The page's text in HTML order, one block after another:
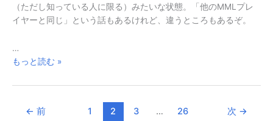
ま
さ
（ただし知っている人に限る）みたいな状態。「他のMMLプレ
イヤーと同じ」という話もあるけれど、違うところもあるぞ。
…
MUCOM88
ソ
もっと読む »
← 前 1 2 3 … 26 次 →